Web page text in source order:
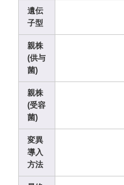
遺伝
子型
親株
(供与
菌)
親株
(受容
菌)
変異
導入
方法